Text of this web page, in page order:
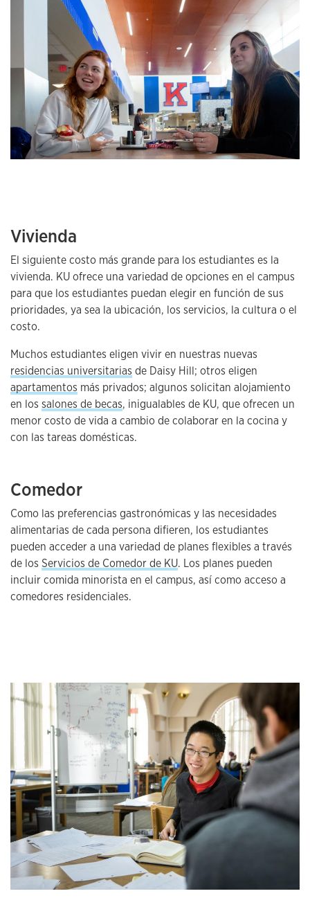
Vivienda
El siguiente costo más grande para los estudiantes es la
vivienda. KU ofrece una variedad de opciones en el campus
para que los estudiantes puedan elegir en función de sus
prioridades, ya sea la ubicación, los servicios, la cultura o el
costo.
Muchos estudiantes eligen vivir en nuestras nuevas
residencias universitarias de Daisy Hill; otros eligen
apartamentos más privados; algunos solicitan alojamiento
en los salones de becas, inigualables de KU, que ofrecen un
menor costo de vida a cambio de colaborar en la cocina y
con las tareas domésticas.
Comedor
Como las preferencias gastronómicas y las necesidades
alimentarias de cada persona difieren, los estudiantes
pueden acceder a una variedad de planes flexibles a través
de los Servicios de Comedor de KU. Los planes pueden
incluir comida minorista en el campus, así como acceso a
comedores residenciales.